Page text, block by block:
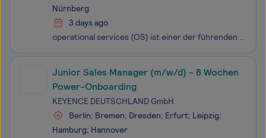
Nürnberg
3 days ago
operational services (OS) ist einer der führenden ICT Service Provider im deutschen Markt und gilt als Backbone der Digitalisierung es Mittelstands. Sie ist die federführende, agile Einheit der Telekom Gruppe, um im deutschen Mittelstand die digitale Transformation nachhaltig zu beschleunigen. Mit ü
Junior Sales Manager (m/w/d) - 8 Wochen
Power-Onboarding
KEYENCE DEUTSCHLAND GmbH
Berlin; Bremen; Dresden; Erfurt; Leipzig;
Hamburg; Hannover